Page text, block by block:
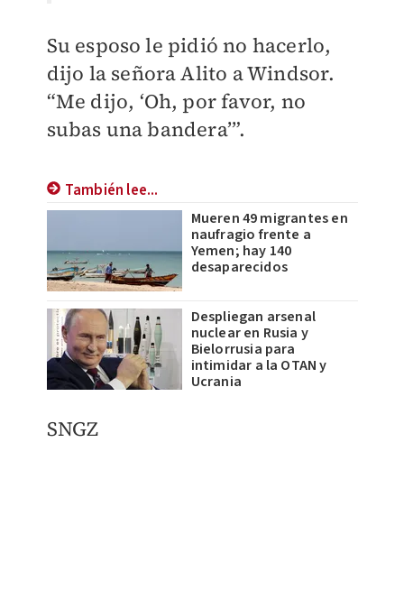
Su esposo le pidió no hacerlo,
dijo la señora Alito a Windsor.
“Me dijo, ‘Oh, por favor, no
subas una bandera’”.
También lee...
Mueren 49 migrantes en
naufragio frente a
Yemen; hay 140
desaparecidos
Despliegan arsenal
nuclear en Rusia y
Bielorrusia para
intimidar a la OTAN y
Ucrania
SNGZ